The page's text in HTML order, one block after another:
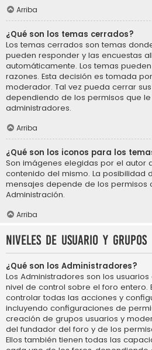
Arriba
¿Qué son los temas cerrados?
Los temas cerrados son temas
pueden responder y las encuestas
automáticamente. Los temas
razones. Esta decisión es tomada
moderador. Tal vez pueda cerrar
dependiendo de los permisos que
administradores.
Arriba
¿Qué son los iconos para los
Son imágenes elegidas por el autor
contenido del mismo. La posibilidad
mensajes depende de los permisos
Administración.
Arriba
Niveles de usuario y grupos
¿Qué son los Administradores?
Los Administradores son los
nivel de control sobre el foro entero.
controlar todas las acciones y
incluyendo configuraciones de
creación de grupos usuarios y
del fundador del foro y de los
Ellos también tienen todas las